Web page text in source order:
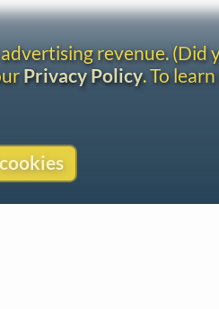
revenue. (Did
Privacy Policy. To